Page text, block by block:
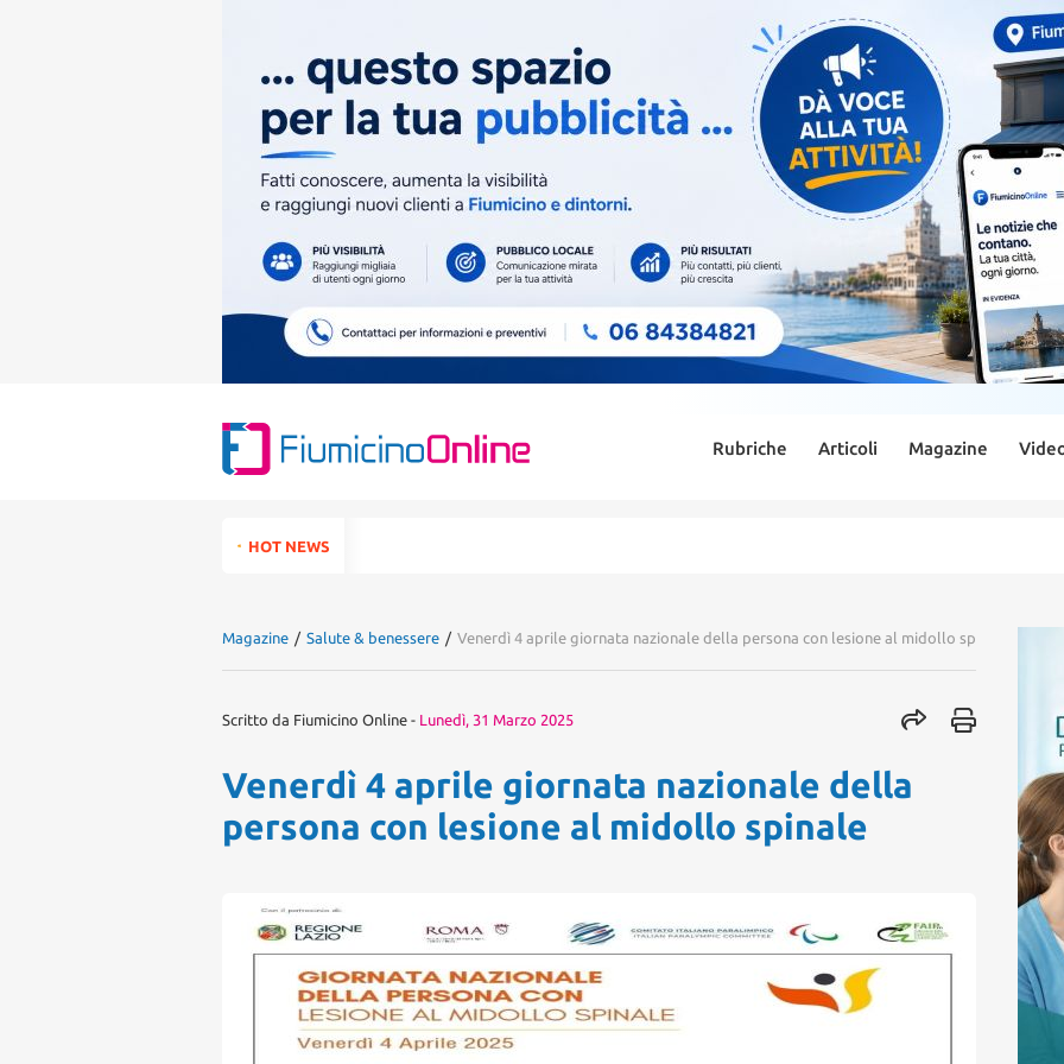
Rubriche Articoli Magazine
for:HOT NEWS
Magazine / Salute & benessere / Venerdì 4 aprile giornata nazionale della persona con lesione al midollo spinale
Scritto da Fiumicino Online - Lunedì, 31 Marzo 2025
Venerdì 4 aprile giornata nazionale della
persona con lesione al midollo spinale